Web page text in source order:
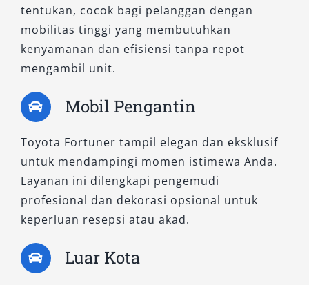
1. Fortuner 2.8 VRZ 4×4 A/T Non RSE
Mengusung sistem penggerak empat roda
(4×4), tipe ini menawarkan daya cengkeram
kuat untuk medan ekstrem. Mesin diesel 2.8L-
nya sangat responsif, menjadikannya pilihan
area pelosok atau pegunungan di Gorontalo
dengan lebih percaya diri.
2. Fortuner 2.8 VRZ 4×4 A/T
Versi lengkap dari model sebelumnya,
dilengkapi Rear Seat Entertainment (RSE) untuk
tentukan, cocok bagi pelanggan dengan
mobilitas tinggi yang membutuhkan
kenyamanan dan efisiensi tanpa repot
mengambil unit.
Mobil Pengantin
Toyota Fortuner tampil elegan dan eksklusif
untuk mendampingi momen istimewa Anda.
Layanan ini dilengkapi pengemudi
profesional dan dekorasi opsional untuk
keperluan resepsi atau akad.
Luar Kota